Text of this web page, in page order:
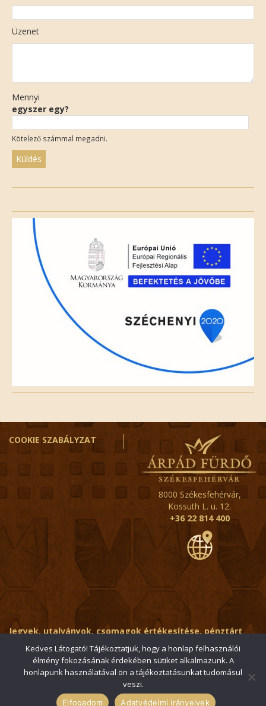
Üzenet
Mennyi
egyszer egy?
Kötelező számmal megadni.
field
empty.
COOKIE SZABÁLYZAT
8000 Székesfehérvár,
Kossuth L. u. 12.
+36 22 814 400
Jegyek, utalványok, csomagok értékesítése, pénztárt
érintő kérdések:
ertekesito@fehervar-arpadfurdo.hu
Általános érdeklődés: info@fehervar-arpadfurdo.hu
© 2006-2026 Székesfehérvári Árpád Fürdő / Minden jog
Kedves Látogató! Tájékoztatjuk, hogy a honlap felhasználói
élmény fokozásának érdekében sütiket alkalmazunk. A
honlapunk használatával ön a tájékoztatásunkat tudomásul
veszi.
Elfogadom Adatvédelmi irányelvek